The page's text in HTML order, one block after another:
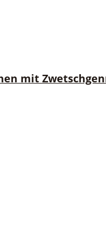
mit